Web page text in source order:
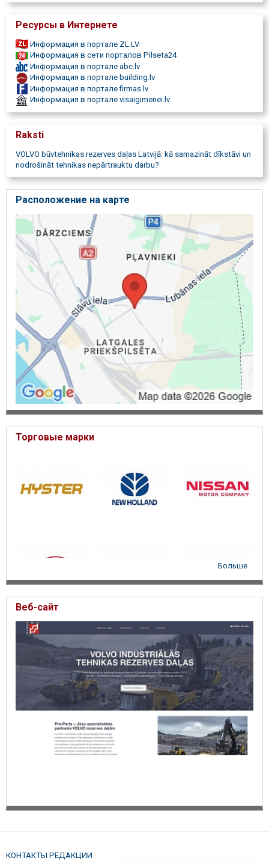
радиаторы, конденсаторы) Турбокомпрессоры для
техникиАксессуары для фронтальных погрузчиков и
Ресурсы в Интернете
Информация в портале ZL.LV
Информация в сети порталов Pilseta24
Информация в портале abc.lv
Информация в портале building.lv
Информация в портале firmas.lv
Информация в портале visaigimenei.lv
Raksti
VOLVO būvtehnikas rezerves daļas Latvijā: kā samazināt dīkstāvi un
nodrošināt tehnikas nepārtrauktu darbu?
Расположение на карте
Торговые марки
Больше
Веб-сайт
КОНТАКТЫ РЕДАКЦИИ